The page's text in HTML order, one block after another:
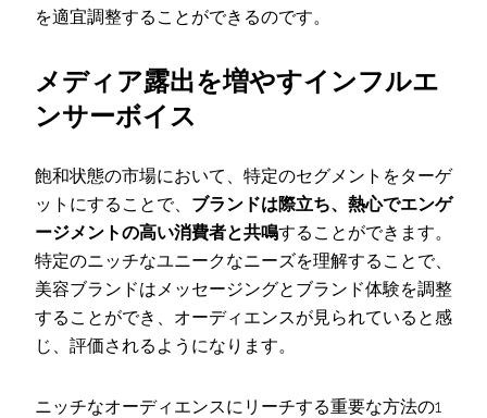
を適宜調整することができるのです。
メディア露出を増やすインフルエ
ンサーボイス
飽和状態の市場において、特定のセグメントをターゲ
ットにすることで、 ブランドは際立ち、熱心でエンゲ
ージメントの高い消費者と共鳴することができます。
特定のニッチなユニークなニーズを理解することで、
美容ブランドはメッセージングとブランド体験を調整
することができ、オーディエンスが見られていると感
じ、評価されるようになります。
ニッチなオーディエンスにリーチする重要な方法の1